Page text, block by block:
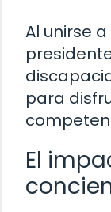
Al unirse
para
El